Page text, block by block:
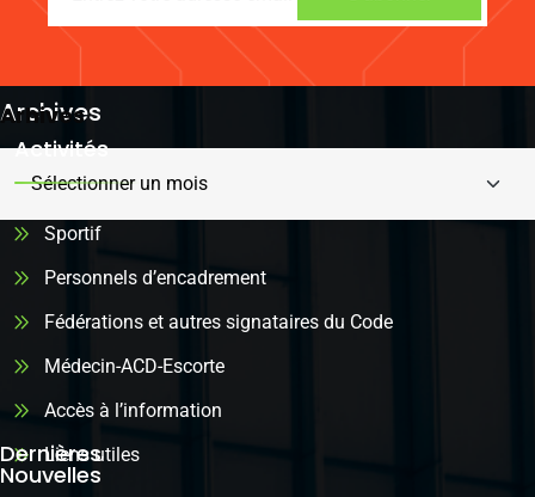
Archives
Arhives
Activités
Sportif
Personnels d’encadrement
Fédérations et autres signataires du Code
Médecin-ACD-Escorte
Accès à l’information
Liens utiles
Dernières
Nouvelles